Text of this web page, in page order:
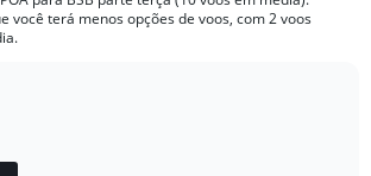
você terá menos opções de voos, com 2 voos